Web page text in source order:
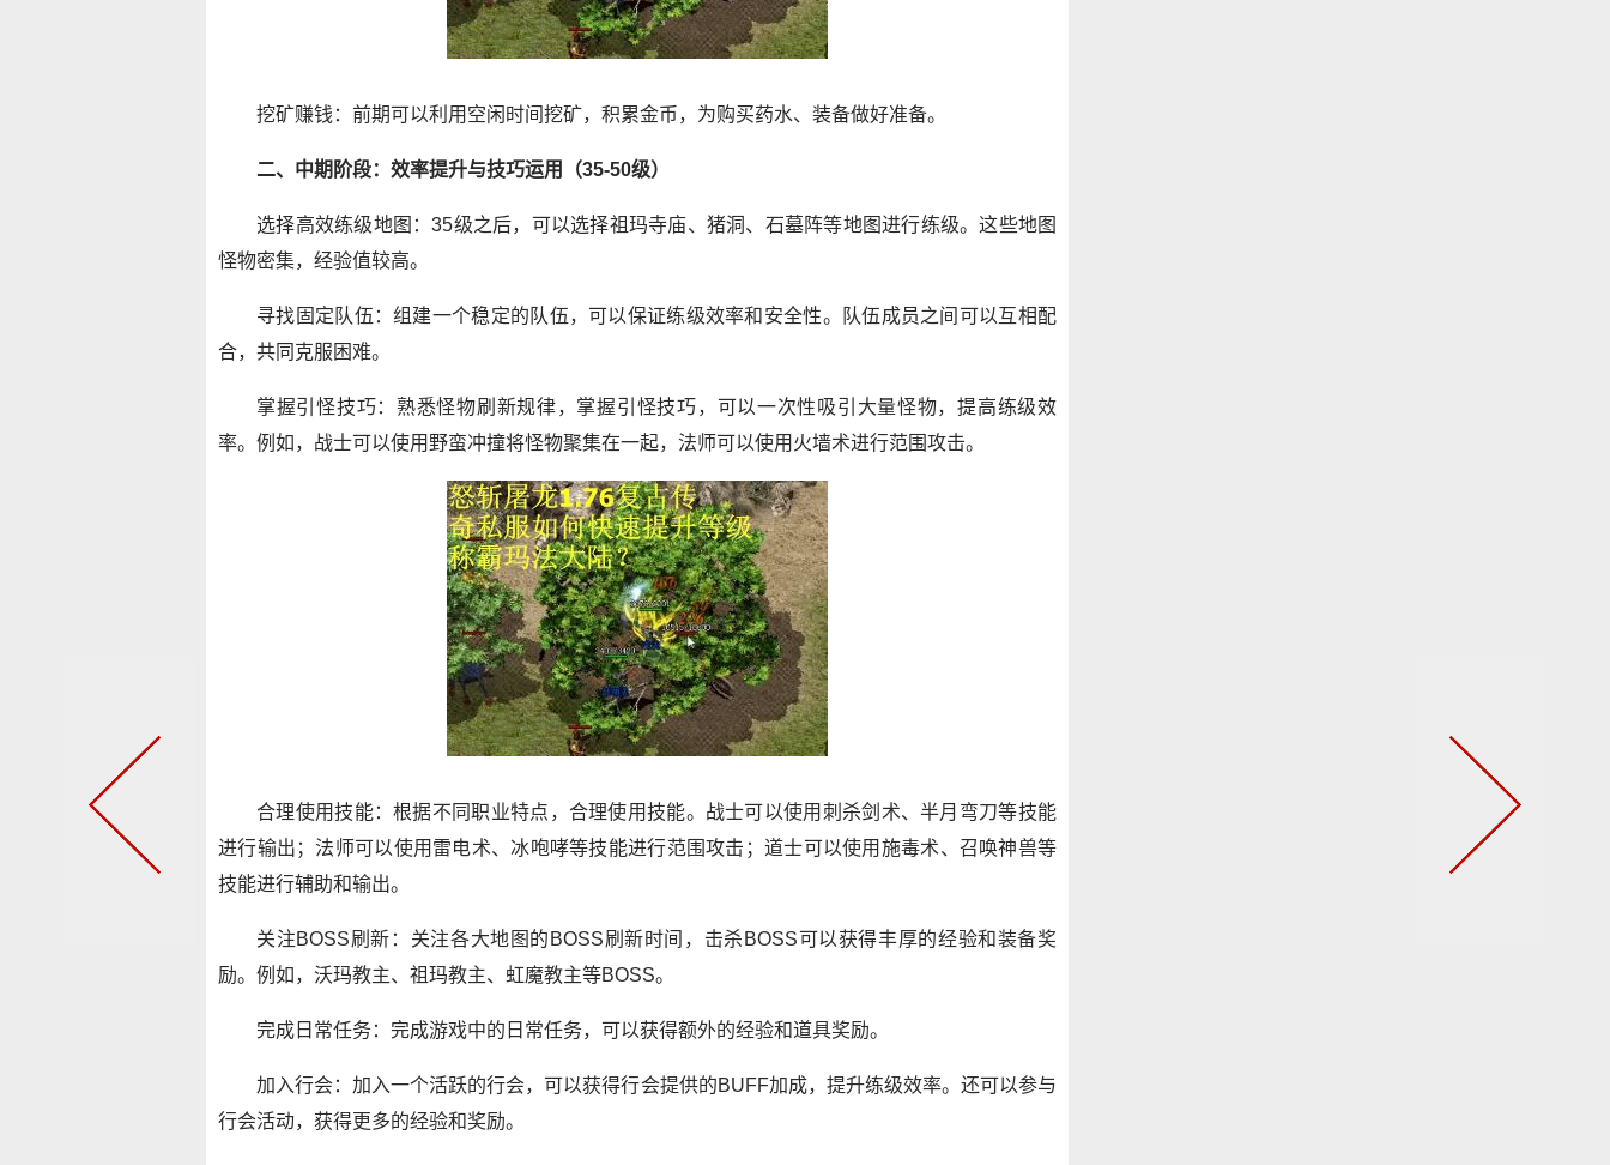
挖矿赚钱：前期可以利用空闲时间挖矿，积累金币，为购买药水、装备做好准备。
二、中期阶段：效率提升与技巧运用（35-50级）
选择高效练级地图：35级之后，可以选择祖玛寺庙、猪洞、石墓阵等地图进行练级。这些地图
怪物密集，经验值较高。
寻找固定队伍：组建一个稳定的队伍，可以保证练级效率和安全性。队伍成员之间可以互相配
合，共同克服困难。
掌握引怪技巧：熟悉怪物刷新规律，掌握引怪技巧，可以一次性吸引大量怪物，提高练级效
率。例如，战士可以使用野蛮冲撞将怪物聚集在一起，法师可以使用火墙术进行范围攻击。
合理使用技能：根据不同职业特点，合理使用技能。战士可以使用刺杀剑术、半月弯刀等技能
进行输出；法师可以使用雷电术、冰咆哮等技能进行范围攻击；道士可以使用施毒术、召唤神兽等
技能进行辅助和输出。
关注BOSS刷新：关注各大地图的BOSS刷新时间，击杀BOSS可以获得丰厚的经验和装备奖
励。例如，沃玛教主、祖玛教主、虹魔教主等BOSS。
完成日常任务：完成游戏中的日常任务，可以获得额外的经验和道具奖励。
加入行会：加入一个活跃的行会，可以获得行会提供的BUFF加成，提升练级效率。还可以参与
行会活动，获得更多的经验和奖励。